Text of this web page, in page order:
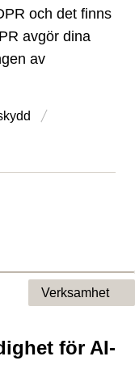
och det finns
avgör dina
av
för AI-
Verksamhet